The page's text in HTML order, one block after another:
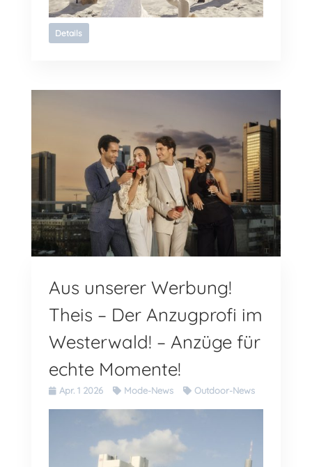
Details
Aus unserer Werbung!
Theis – Der Anzugprofi im
Westerwald! – Anzüge für
echte Momente!
Apr. 1 2026 Mode-News Outdoor-News